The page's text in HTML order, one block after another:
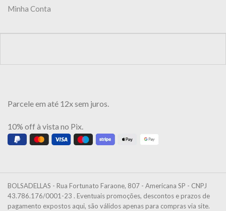
Minha Conta
Parcele em até 12x sem juros.
10% off à vista no Pix.
BOLSADELLAS - Rua Fortunato Faraone, 807 - Americana SP - CNPJ
43.786.176/0001-23 . Eventuais promoções, descontos e prazos de
pagamento expostos aqui, são válidos apenas para compras via site.